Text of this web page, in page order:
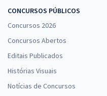
CONCURSOS PÚBLICOS
Concursos 2026
Concursos Abertos
Editais Publicados
Histórias Visuais
Notícias de Concursos